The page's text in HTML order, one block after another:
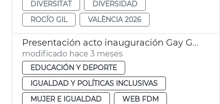
DIVERSITAT
DIVERSIDAD
ROCÍO GIL
VALÈNCIA 2026
Presentación acto inauguración Gay Games València 2026
modificado hace 3 meses
EDUCACIÓN Y DEPORTE
IGUALDAD Y POLÍTICAS INCLUSIVAS
MUJER E IGUALDAD
WEB FDM